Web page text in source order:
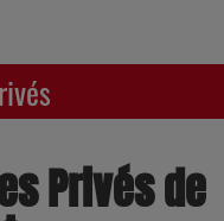
Privés de